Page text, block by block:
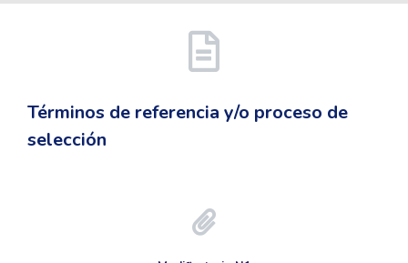
Términos de referencia y/o proceso de
selección